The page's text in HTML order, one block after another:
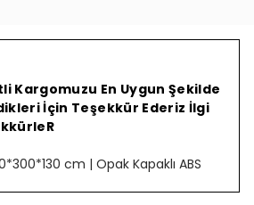
Kargomuzu En Uygun Şekilde
İçin Teşekkür Ederiz İlgi
cm | Opak Kapaklı ABS